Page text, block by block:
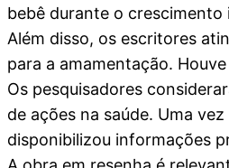
bebê durante o crescimento
Além disso, os escritores
para a amamentação.
Os pesquisadores
de ações na saúde. Uma
disponibilizou informações